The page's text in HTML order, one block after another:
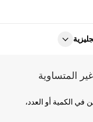
المتساوية
في الكمية أو العدد،